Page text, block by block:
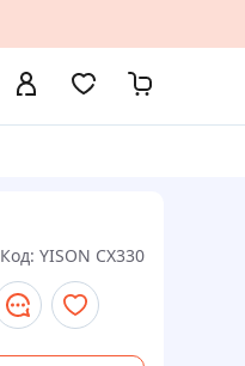
Код: YISON CX330